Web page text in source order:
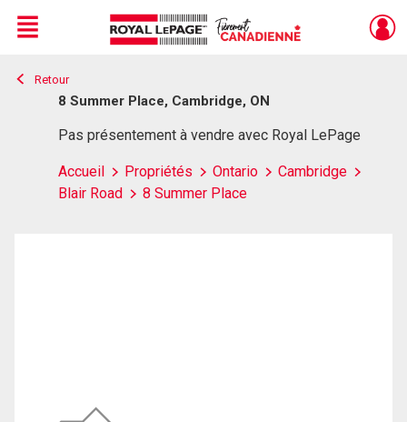
Live
En Direct
Menu
Retour
8 Summer Place, Cambridge, ON
Pas présentement à vendre avec Royal LePage
Accueil Propriétés Ontario
Cambridge
Blair Road
8 Summer Place